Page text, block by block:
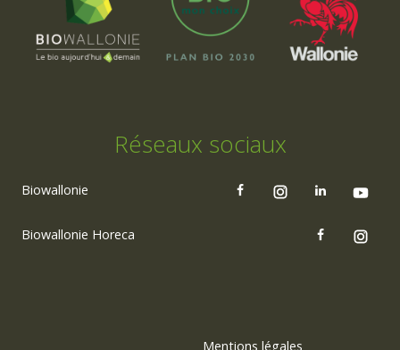
Réseaux sociaux
Biowallonie
Biowallonie Horeca
Mentions légales